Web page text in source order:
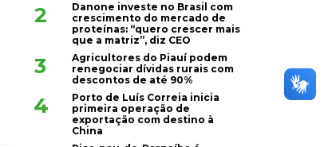
2
Danone investe no Brasil com
crescimento do mercado de
proteínas: “quero crescer mais
que a matriz”, diz CEO
3
Agricultores do Piauí podem
renegociar dívidas rurais com
descontos de até 90%
4
Porto de Luís Correia inicia
primeira operação de
exportação com destino à
China